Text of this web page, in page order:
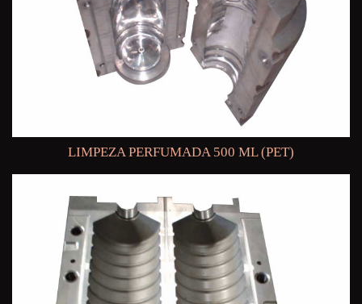
LIMPEZA PERFUMADA 500 ML (PET)